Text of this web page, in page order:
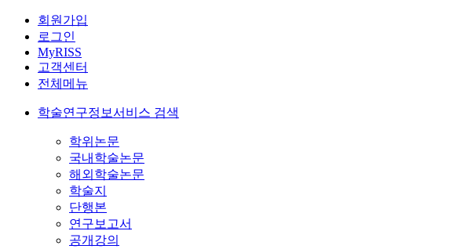
회원가입
로그인
MyRISS
고객센터
전체메뉴
학술연구정보서비스 검색
학위논문
국내학술논문
해외학술논문
학술지
단행본
연구보고서
공개강의